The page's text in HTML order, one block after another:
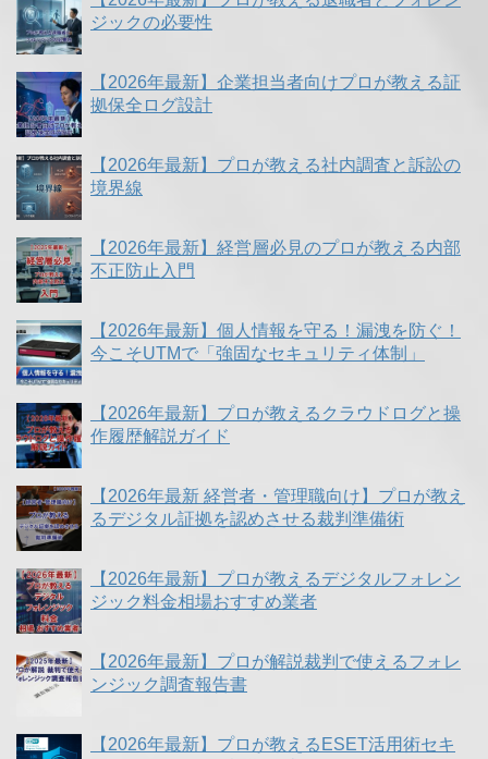
ジックの必要性
【2026年最新】企業担当者向けプロが教える証
拠保全ログ設計
【2026年最新】プロが教える社内調査と訴訟の
境界線
【2026年最新】経営層必見のプロが教える内部
不正防止入門
【2026年最新】個人情報を守る！漏洩を防ぐ！
今こそUTMで「強固なセキュリティ体制」
【2026年最新】プロが教えるクラウドログと操
作履歴解説ガイド
【2026年最新 経営者・管理職向け】プロが教え
るデジタル証拠を認めさせる裁判準備術
【2026年最新】プロが教えるデジタルフォレン
ジック料金相場おすすめ業者
【2026年最新】プロが解説裁判で使えるフォレ
ンジック調査報告書
【2026年最新】プロが教えるESET活用術セキ